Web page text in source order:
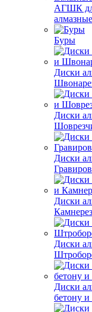
АГШК
алмазные
Буры
Диски
Диски
Диски
Диски
Диски
Диски
бетону